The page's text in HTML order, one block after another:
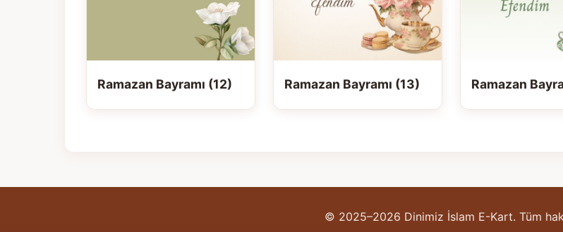
Ramazan Bayramı (12) Ramazan Bayramı (13) Ramazan
© 2025–2026 Dinimiz İslam E-Kart. Tüm